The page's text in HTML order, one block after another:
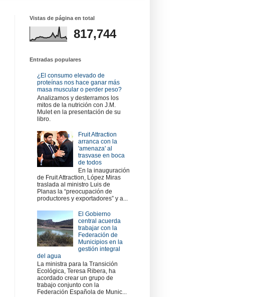
Vistas de página en total
817,744
Entradas populares
¿El consumo elevado de
proteínas nos hace ganar más
masa muscular o perder peso?
Analizamos y desterramos los
mitos de la nutrición con J.M.
Mulet en la presentación de su
libro.
Fruit Attraction
arranca con la
'amenaza' al
trasvase en boca
de todos
En la inauguración
de Fruit Attraction, López Miras
traslada al ministro Luis de
Planas la “preocupación de
productores y exportadores” y a...
El Gobierno
central acuerda
trabajar con la
Federación de
Municipios en la
gestión integral
del agua
La ministra para la Transición
Ecológica, Teresa Ribera, ha
acordado crear un grupo de
trabajo conjunto con la
Federación Española de Munic...